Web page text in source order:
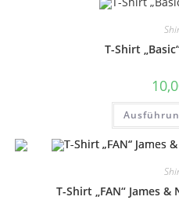
T-Shirt
T-Shirt „FAN“ James